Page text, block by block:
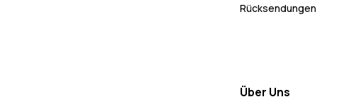
Rücksendungen
Über Uns